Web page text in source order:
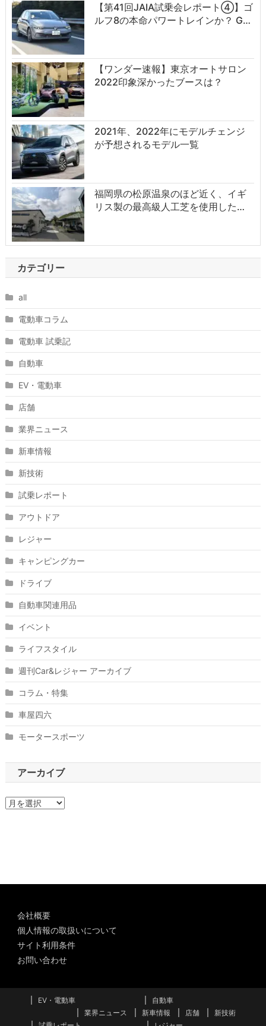
【第41回JAIA試乗会レポート④】ゴ
ルフ8の本命パワートレインか？ G…
【ワンダー速報】東京オートサロン
2022印象深かったブースは？
2021年、2022年にモデルチェンジ
が予想されるモデル一覧
福岡県の松原温泉のほど近く、イギ
リス製の最高級人工芝を使用した…
カテゴリー
all
電動車コラム
電動車 試乗記
自動車
EV・電動車
店舗
業界ニュース
新車情報
新技術
試乗レポート
アウトドア
レジャー
キャンピングカー
ドライブ
自動車関連用品
イベント
ライフスタイル
週刊Car&レジャー アーカイブ
コラム・特集
車屋四六
モータースポーツ
アーカイブ
ア
会社概要
個人情報の取扱いについて
サイト利用条件
お問い合わせ
EV・電動車
自動車
業界ニュース
新車情報 店舗
新技術